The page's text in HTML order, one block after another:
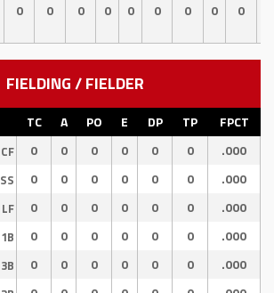
0 0 0 0 0 0 0 0 0
FIELDING / FIELDER
TC A PO E DP TP FPCT
CF 0 0 0 0 0 0 .000
SS 0 0 0 0 0 0 .000
LF 0 0 0 0 0 0 .000
1B 0 0 0 0 0 0 .000
3B 0 0 0 0 0 0 .000